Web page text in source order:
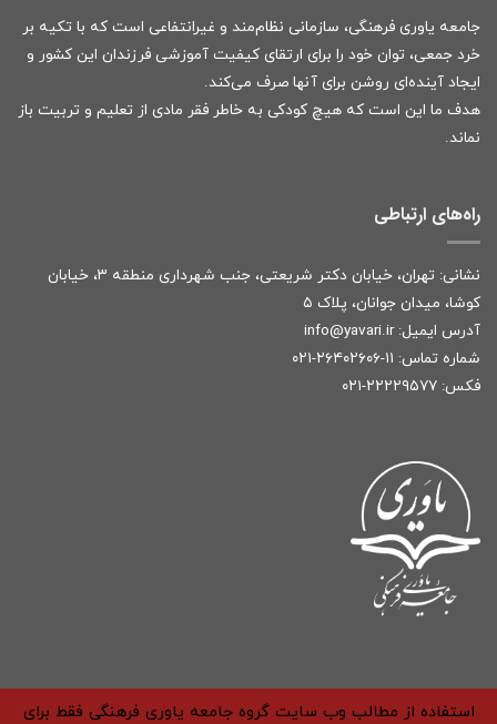
جامعه یاوری فرهنگی، سازمانی نظام‌مند و غیرانتفاعی است که با تکیه بر
خرد جمعی، توان خود را برای ارتقای کیفیت آموزشی فرزندان این کشور و
ایجاد آینده‌ای روشن برای آنها صرف می‌کند.
هدف ما این است که هیچ کودکی به خاطر فقر مادی از تعلیم و تربیت باز
نماند.
راه‌های ارتباطی
نشانی: تهران، خیابان دکتر شریعتی، جنب شهرداری منطقه ۳، خیابان
کوشا، میدان جوانان، پلاک ۵
آدرس ایمیل: info@yavari.ir
شماره تماس: ۱۱-۲۶۴۰۲۶۰۶-۰۲۱
فکس: ۲۲۲۲۹۵۷۷-۰۲۱
استفاده از مطالب وب سایت گروه جامعه یاوری فرهنگی فقط برای